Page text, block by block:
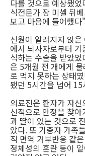
다를 것으로 예상됐었
식전문가 장 미셸 뒤
보고 마음에 들어했
신원이 알려지지 않
에서 뇌사자로부터
식하는 수술을 받았
은 5개월 전 개에게
로 먹지 못하는 상태
됐던 5시간을 넘어
의료진은 환자가 자
신적으로 안정을 찾
과 딸이 있는 것으로
았다. 또 기증자 가족
직 면역 거부반응 같
정체성의 혼란 등이